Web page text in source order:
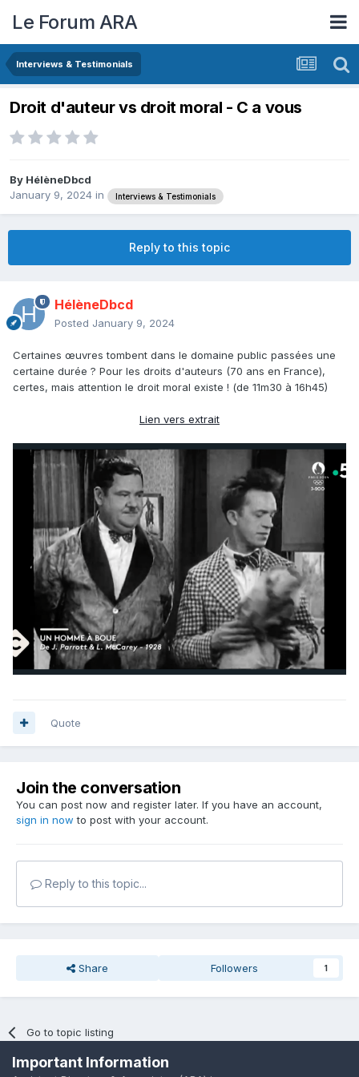
Le Forum ARA
Interviews & Testimonials
Droit d'auteur vs droit moral - C a vous
By HélèneDbcd
January 9, 2024 in Interviews & Testimonials
Reply to this topic
HélèneDbcd
Posted January 9, 2024
Certaines œuvres tombent dans le domaine public passées une
certaine durée ? Pour les droits d'auteurs (70 ans en France),
certes, mais attention le droit moral existe ! (de 11m30 à 16h45)
Lien vers extrait
Quote
Join the conversation
You can post now and register later. If you have an account,
sign in now to post with your account.
Reply to this topic...
Share Followers 1
Go to topic listing
Important Information